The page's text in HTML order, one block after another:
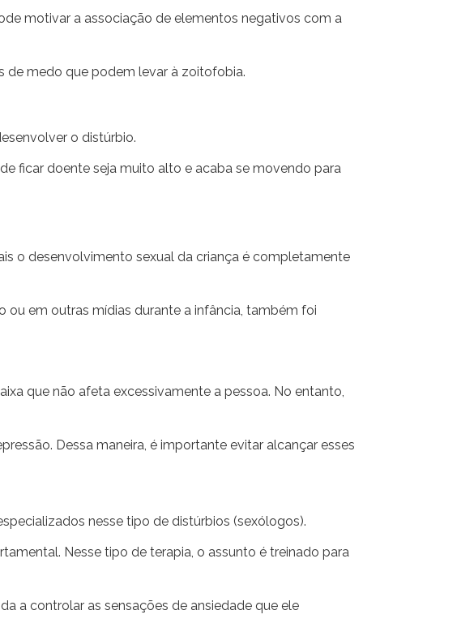
motivar a associação de elementos negativos com a
de medo que podem levar à zoitofobia.
o distúrbio.
ficar doente seja muito alto e acaba se movendo para
o desenvolvimento sexual da criança é completamente
ou em outras mídias durante a infância, também foi
que não afeta excessivamente a pessoa. No entanto,
Dessa maneira, é importante evitar alcançar esses
nesse tipo de distúrbios (sexólogos).
Nesse tipo de terapia, o assunto é treinado para
a controlar as sensações de ansiedade que ele